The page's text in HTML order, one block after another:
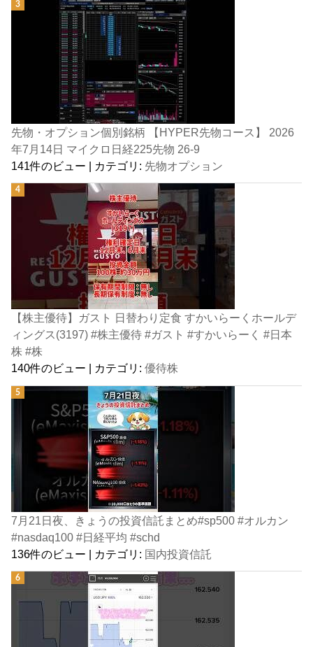
先物・オプション個別銘柄 【HYPER先物コース】 2026
年7月14日 マイクロ日経225先物 26-9
141件のビュー | カテゴリ: 先物オプション
【株主優待】ガスト 日替わり定食 すかいらーくホールデ
ィングス(3197) #株主優待 #ガスト #すかいらーく #日本
株 #株
140件のビュー | カテゴリ:優待株
7月21日夜、きょうの投資信託まとめ#sp500 #オルカン
#nasdaq100 #日経平均 #schd
136件のビュー | カテゴリ: 国内投資信託